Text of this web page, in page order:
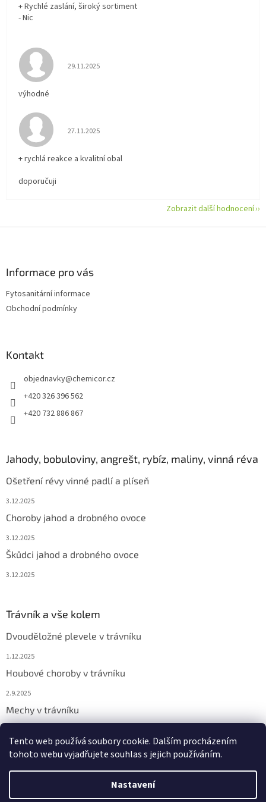
Tento web používá soubory cookie. Dalším procházením
tohoto webu vyjadřujete souhlas s jejich používáním.
Nastavení
+ Rychlé zaslání, široký sortiment
- Nic
Hodnocení obchodu je 5 z 5 hvězdiček.
29.11.2025
výhodné
Hodnocení obchodu je 5 z 5 hvězdiček.
27.11.2025
+ rychlá reakce a kvalitní obal
doporučuji
Zobrazit další hodnocení
Informace pro vás
Fytosanitární informace
Obchodní podmínky
Kontakt
objednavky@chemicor.cz
+420 326 396 562
+420 732 886 867
Jahody, bobuloviny, angrešt, rybíz, maliny, vinná réva
Ošetření révy vinné padlí a plíseň
3.12.2025
Choroby jahod a drobného ovoce
3.12.2025
Škůdci jahod a drobného ovoce
3.12.2025
Trávník a vše kolem
Dvouděložné plevele v trávníku
1.12.2025
Houbové choroby v trávníku
2.9.2025
Mechy v trávníku